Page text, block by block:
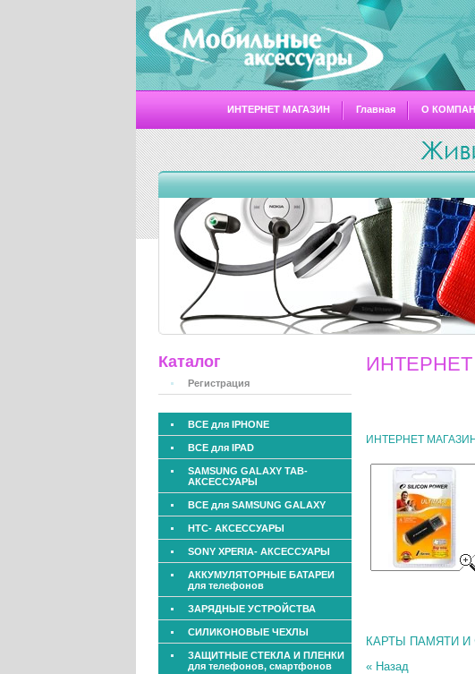
ИНТЕРНЕТ МАГАЗИН Главная О
Каталог
Регистрация
ВСЕ для IPHONE
ВСЕ для IPAD
SAMSUNG GALAXY TAB-
АКСЕССУАРЫ
ВСЕ для SAMSUNG GALAXY
HTC- АКСЕССУАРЫ
SONY XPERIA- АКСЕССУАРЫ
АККУМУЛЯТОРНЫЕ БАТАРЕИ
для телефонов
ЗАРЯДНЫЕ УСТРОЙСТВА
СИЛИКОНОВЫЕ ЧЕХЛЫ
ЗАЩИТНЫЕ СТЕКЛА И ПЛЕНКИ
для телефонов, смартфонов
ИНТЕРНЕТ МАГАЗИН
КАРТЫ ПАМЯТИ
« Назад